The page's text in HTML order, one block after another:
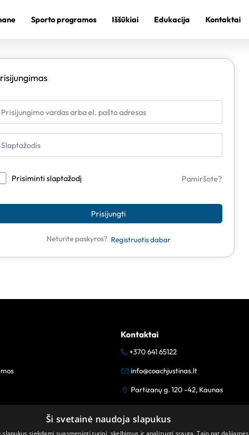
Sporto programos Iššūkiai Edukacija Kontaktai
Prisiminti slaptažodį Pamiršote?
Prisijungti
Neturite paskyros? Registruotis dabar
Kontaktai
+370 641 65122
info@coachjustinas.lt
Partizanų g. 120 -42, Kaunas
Ši svetainė naudoja slapukus
slapukus siekdami suasmeninti turinį, skelbimus ir analizuoti srautą. Taip pat dalijamės